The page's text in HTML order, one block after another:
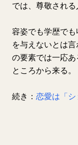
では、尊敬される
容姿でも学歴で
を与えないとは
の要素では一応
ところから来る。
続き： 恋愛は「シ